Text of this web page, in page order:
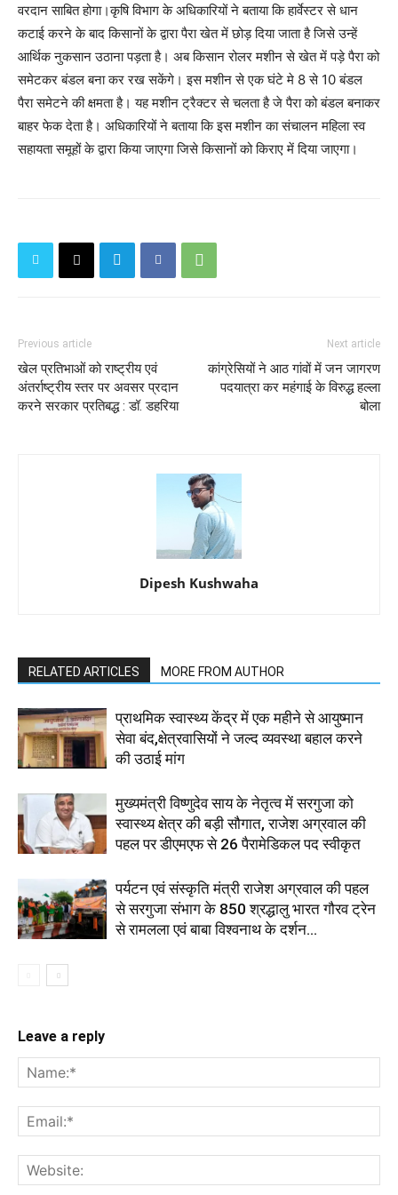
वरदान साबित होगा।कृषि विभाग के अधिकारियों ने बताया कि हार्वेस्टर से धान
कटाई करने के बाद किसानों के द्वारा पैरा खेत में छोड़ दिया जाता है जिसे उन्हें
आर्थिक नुकसान उठाना पड़ता है। अब किसान रोलर मशीन से खेत में पड़े पैरा को
समेटकर बंडल बना कर रख सकेंगे। इस मशीन से एक घंटे मे 8 से 10 बंडल
पैरा समेटने की क्षमता है। यह मशीन ट्रैक्टर से चलता है जे पैरा को बंडल बनाकर
बाहर फेक देता है। अधिकारियों ने बताया कि इस मशीन का संचालन महिला स्व
सहायता समूहों के द्वारा किया जाएगा जिसे किसानों को किराए में दिया जाएगा।
Previous article
खेल प्रतिभाओं को राष्ट्रीय एवं
अंतर्राष्ट्रीय स्तर पर अवसर प्रदान
करने सरकार प्रतिबद्ध : डॉ. डहरिया
Next article
कांग्रेसियों ने आठ गांवों में जन जागरण
पदयात्रा कर महंगाई के विरुद्ध हल्ला
बोला
Dipesh Kushwaha
RELATED ARTICLES MORE FROM AUTHOR
प्राथमिक स्वास्थ्य केंद्र में एक महीने से आयुष्मान
सेवा बंद,क्षेत्रवासियों ने जल्द व्यवस्था बहाल करने
की उठाई मांग
मुख्यमंत्री विष्णुदेव साय के नेतृत्व में सरगुजा को
स्वास्थ्य क्षेत्र की बड़ी सौगात, राजेश अग्रवाल की
पहल पर डीएमएफ से 26 पैरामेडिकल पद स्वीकृत
पर्यटन एवं संस्कृति मंत्री राजेश अग्रवाल की पहल
से सरगुजा संभाग के 850 श्रद्धालु भारत गौरव ट्रेन
से रामलला एवं बाबा विश्वनाथ के दर्शन...
Leave a reply